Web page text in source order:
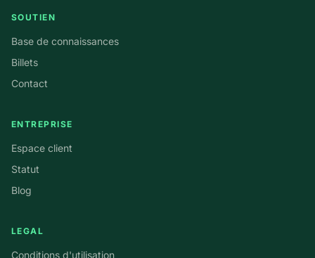
SOUTIEN
Base de connaissances
Billets
Contact
ENTREPRISE
Espace client
Statut
Blog
LEGAL
Conditions d'utilisation